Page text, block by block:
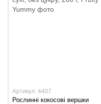
Артикул: 4407
Рослинні кокосові вершки